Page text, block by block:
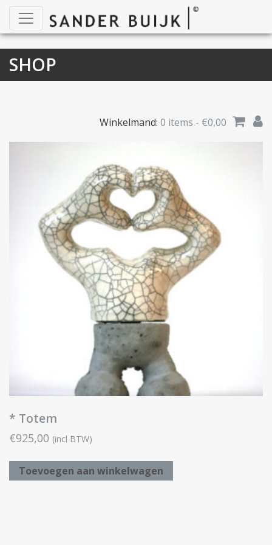
SHOP
Winkelmand: 0 items - €0,00
* Totem
€925,00 (incl BTW)
Toevoegen aan winkelwagen